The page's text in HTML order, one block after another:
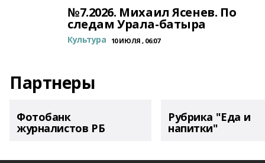
№7.2026. Михаил Ясенев. По
следам Урала-батыра
Культура 10 ИЮЛЯ , 06:07
Партнеры
Фотобанк
журналистов РБ
Рубрика "Еда и
напитки"